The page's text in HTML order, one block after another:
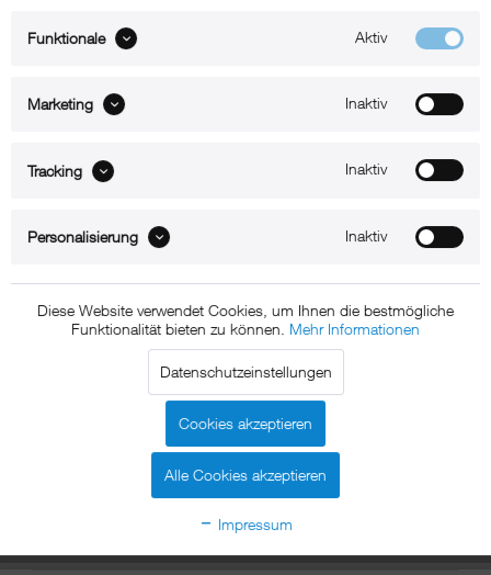
(Sonderanfertigung)
Lieferzeit 1-2 Werktage
zb-Homebutton-01
Technische Daten
Beschreibung
Der Hombutton ist mit diesem Zubehör frei zugänglich
Funktionale Aktiv
Marketing Inaktiv
Tracking Inaktiv
Personalisierung Inaktiv
Diese Website verwendet Cookies, um Ihnen die bestmögliche
Funktionalität bieten zu können. Mehr Informationen
Datenschutzeinstellungen
Cookies akzeptieren
Alle Cookies akzeptieren
Impressum